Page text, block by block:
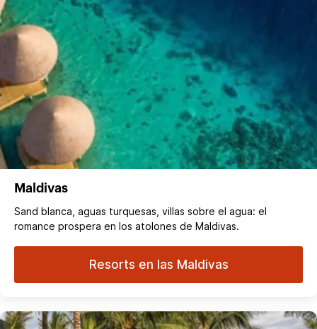
Maldivas
Sand blanca, aguas turquesas, villas sobre el agua: el
romance prospera en los atolones de Maldivas.
Resorts en las Maldivas